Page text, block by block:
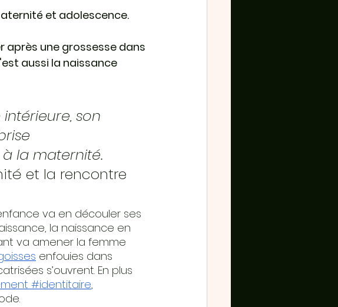
et adolescence.
après une grossesse dans
aussi la naissance
son
la maternité.
et la rencontre
va en découler ses
la naissance en
va amener la femme
enfouies dans
s’ouvrent. En plus
#identitaire,